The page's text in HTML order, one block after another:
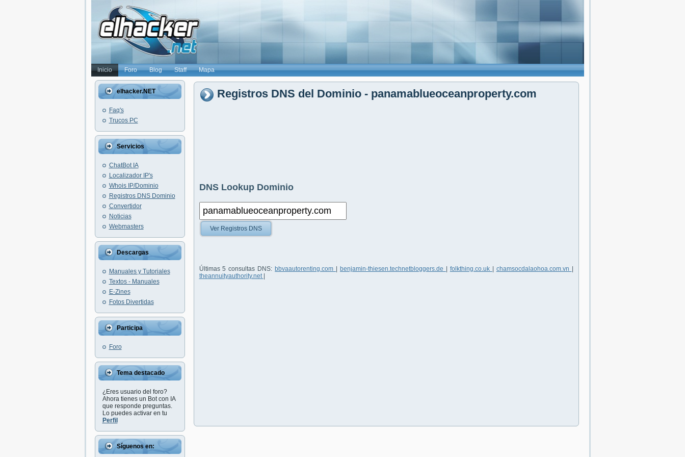
Inicio Foro Blog Staff Mapa
elhacker.NET
Faq's
Trucos PC
Servicios
ChatBot IA
Localizador IP's
Whois IP/Dominio
Registros DNS Dominio
Convertidor
Noticias
Webmasters
Descargas
Manuales y Tutoriales
Textos - Manuales
E-Zines
Fotos Divertidas
Participa
Foro
Tema destacado
¿Eres usuario del foro?
Ahora tienes un Bot con IA
que responde preguntas.
Lo puedes activar en tu
Perfil
Síguenos en:
Registros DNS del Dominio - panamablueoceanproperty.com
DNS Lookup Dominio
Ver Registros DNS
Últimas 5 consultas DNS: bbvaautorenting.com benjamin-thiesen.technetbloggers.de folkthing.co.uk chamsocdalaohoa.com.vn
theannuityauthority.net